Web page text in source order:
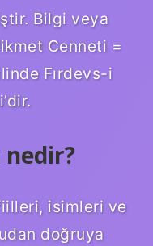
Bilgi veya
Cenneti =
Fırdevs-i
isimleri ve
doğruya